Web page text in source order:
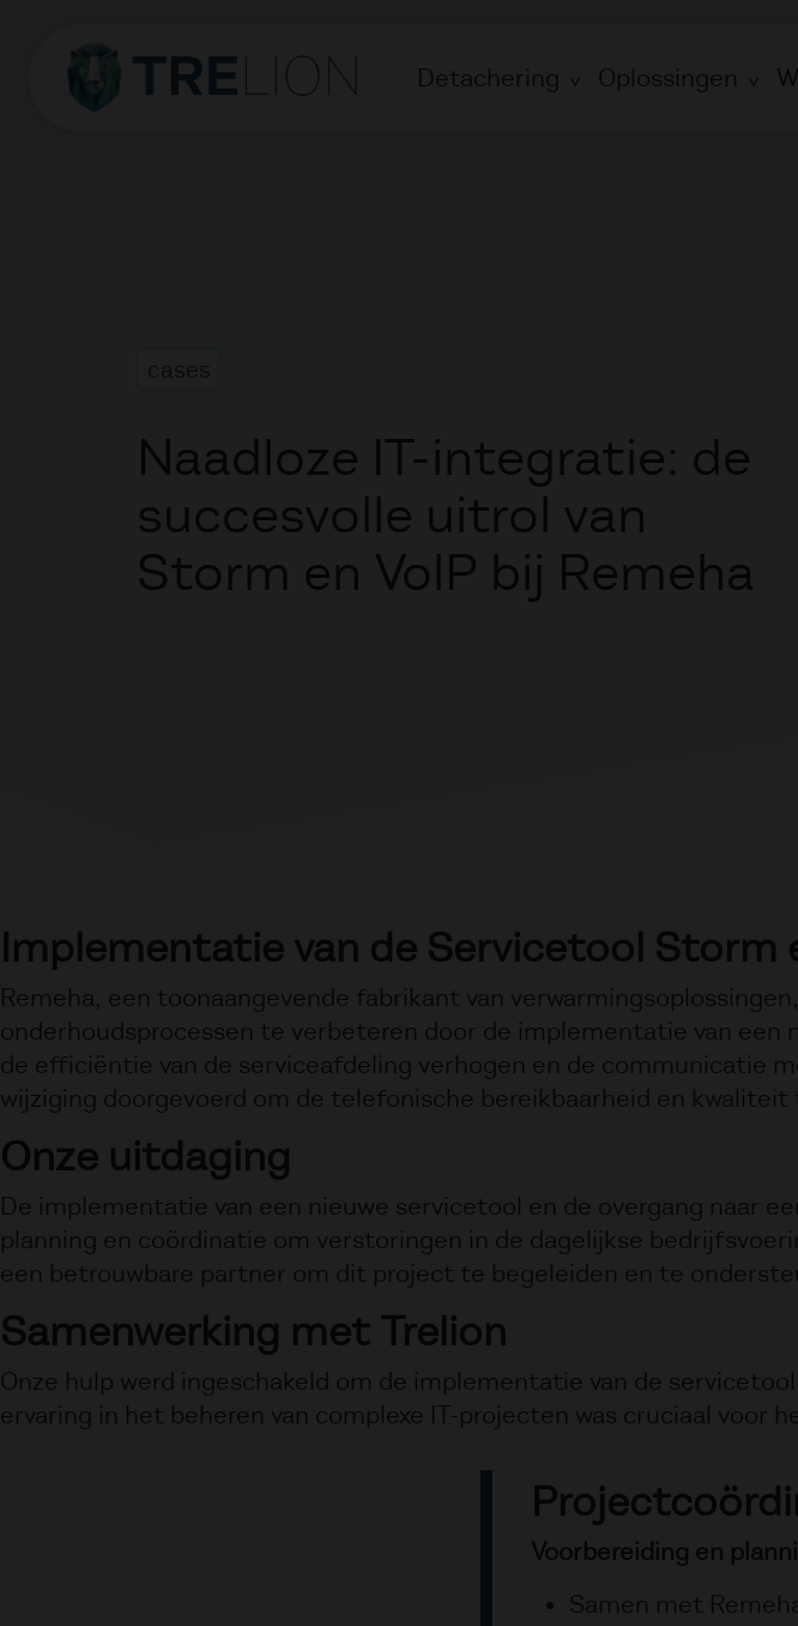
Detachering Oplossingen
cases
Naadloze IT-integratie: de
succesvolle uitrol van
Storm en VolP bij Remeha
Implementatie van de Servicetool Storm
Remeha, een toonaangevende fabrikant van
onderhoudsprocessen te verbeteren door de implementatie van een
de efficiëntie van de serviceafdeling verhogen en de communicatie
wijziging doorgevoerd om de telefonische bereikbaarheid en
Onze uitdaging
De implementatie van een nieuwe servicetool en de overgang naar
planning en coördinatie om verstoringen in de dagelijkse
een betrouwbare partner om dit project te begeleiden en te
Samenwerking met Trelion
Onze hulp werd ingeschakeld om de implementatie van de
ervaring in het beheren van complexe IT-projecten was cruciaal voor
Voorbereiding en
Samen met